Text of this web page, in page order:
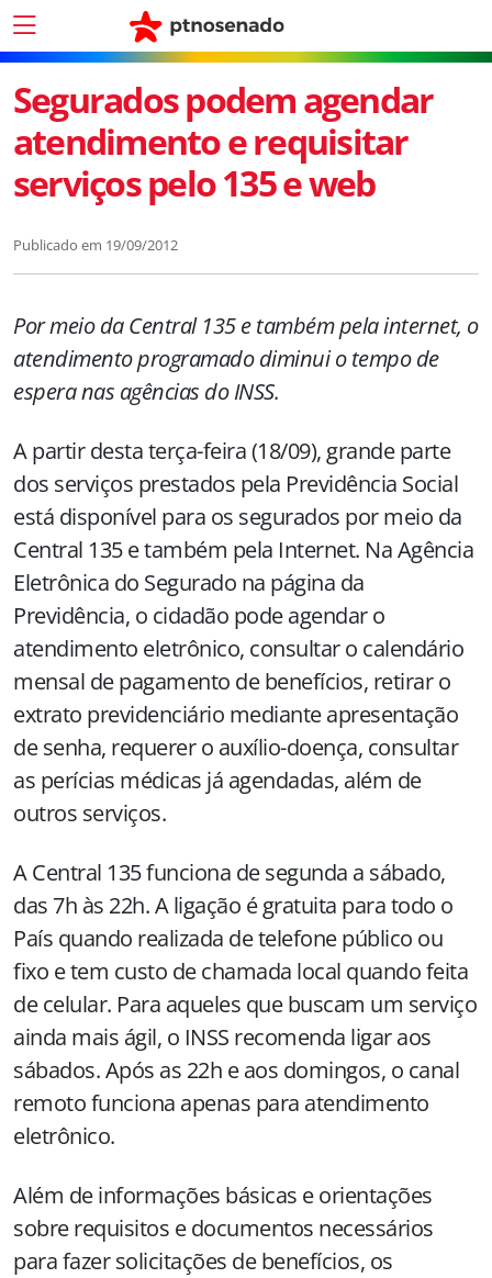
Segurados podem agendar
atendimento e requisitar
serviços pelo 135 e web
Publicado em 19/09/2012
Por meio da Central 135 e também pela internet, o
atendimento programado diminui o tempo de
espera nas agências do INSS.
A partir desta terça-feira (18/09), grande parte
dos serviços prestados pela Previdência Social
está disponível para os segurados por meio da
Central 135 e também pela Internet. Na Agência
Eletrônica do Segurado na página da
Previdência, o cidadão pode agendar o
atendimento eletrônico, consultar o calendário
mensal de pagamento de benefícios, retirar o
extrato previdenciário mediante apresentação
de senha, requerer o auxílio-doença, consultar
as perícias médicas já agendadas, além de
outros serviços.
A Central 135 funciona de segunda a sábado,
das 7h às 22h. A ligação é gratuita para todo o
País quando realizada de telefone público ou
fixo e tem custo de chamada local quando feita
de celular. Para aqueles que buscam um serviço
ainda mais ágil, o INSS recomenda ligar aos
sábados. Após as 22h e aos domingos, o canal
remoto funciona apenas para atendimento
eletrônico.
Além de informações básicas e orientações
sobre requisitos e documentos necessários
para fazer solicitações de benefícios, os